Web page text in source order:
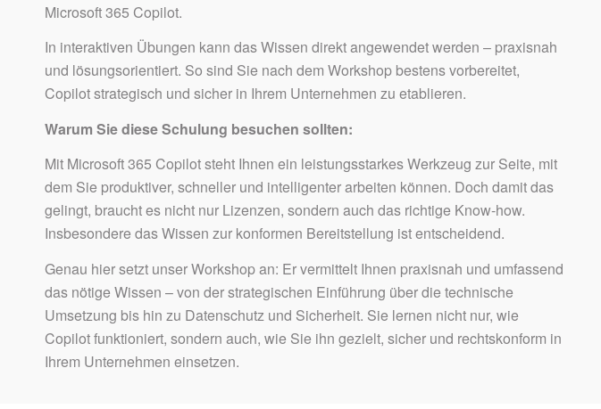
Microsoft 365 Copilot.
In interaktiven Übungen kann das Wissen direkt angewendet werden – praxisnah
und lösungsorientiert. So sind Sie nach dem Workshop bestens vorbereitet,
Copilot strategisch und sicher in Ihrem Unternehmen zu etablieren.
Warum Sie diese Schulung besuchen sollten:
Mit Microsoft 365 Copilot steht Ihnen ein leistungsstarkes Werkzeug zur Seite, mit
dem Sie produktiver, schneller und intelligenter arbeiten können. Doch damit das
gelingt, braucht es nicht nur Lizenzen, sondern auch das richtige Know-how.
Insbesondere das Wissen zur konformen Bereitstellung ist entscheidend.
Genau hier setzt unser Workshop an: Er vermittelt Ihnen praxisnah und umfassend
das nötige Wissen – von der strategischen Einführung über die technische
Umsetzung bis hin zu Datenschutz und Sicherheit. Sie lernen nicht nur, wie
Copilot funktioniert, sondern auch, wie Sie ihn gezielt, sicher und rechtskonform in
Ihrem Unternehmen einsetzen.